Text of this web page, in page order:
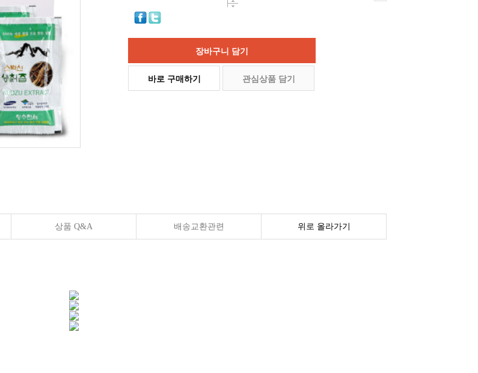
장바구니 담기
바로 구매하기 관심상품 담기
상품 Q&A 배송교환관련 위로 올라가기